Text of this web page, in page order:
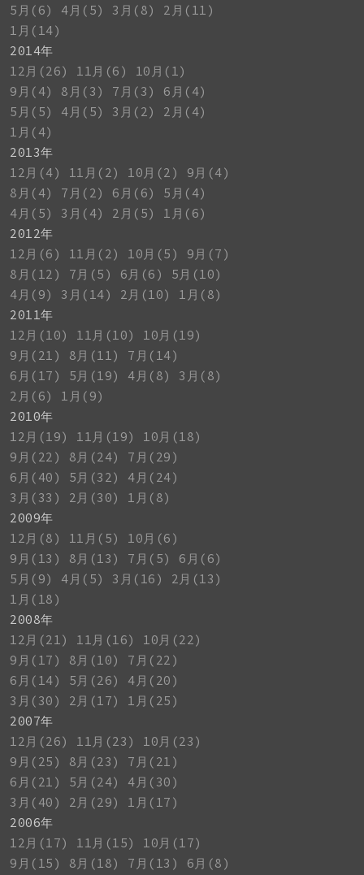
5月(6)
4月(5) 3月(8)
2月(11)
1月(14)
2014年
12月(26)
11月(6)
10月(1)
9月(4)
8月(3) 7月(3)
6月(4)
5月(5)
4月(5) 3月(2)
2月(4)
1月(4)
2013年
12月(4)
11月(2) 10月(2)
9月(4)
8月(4)
7月(2) 6月(6)
5月(4)
4月(5)
3月(4) 2月(5)
1月(6)
2012年
12月(6)
11月(2) 10月(5)
9月(7)
8月(12)
7月(5) 6月(6)
5月(10)
4月(9)
3月(14) 2月(10)
1月(8)
2011年
12月(10)
11月(10)
10月(19)
9月(21)
8月(11)
7月(14)
6月(17)
5月(19) 4月(8)
3月(8)
2月(6)
1月(9)
2010年
12月(19)
11月(19)
10月(18)
9月(22)
8月(24)
7月(29)
6月(40)
5月(32)
4月(24)
3月(33)
2月(30)
1月(8)
2009年
12月(8)
11月(5)
10月(6)
9月(13)
8月(13) 7月(5)
6月(6)
5月(9)
4月(5) 3月(16)
2月(13)
1月(18)
2008年
12月(21)
11月(16)
10月(22)
9月(17)
8月(10)
7月(22)
6月(14)
5月(26)
4月(20)
3月(30)
2月(17)
1月(25)
2007年
12月(26)
11月(23)
10月(23)
9月(25)
8月(23)
7月(21)
6月(21)
5月(24)
4月(30)
3月(40)
2月(29)
1月(17)
2006年
12月(17)
11月(15)
10月(17)
9月(15)
8月(18) 7月(13) 6月(8)